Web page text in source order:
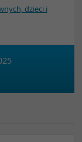
dzieci i